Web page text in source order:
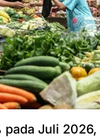
pada Juli